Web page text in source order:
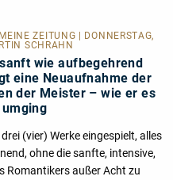
ZEITUNG | DONNERSTAG,
SCHRAHN
wie aufbegehrend
eine Neuaufnahme der
der Meister – wie er es
(vier) Werke eingespielt, alles
ohne die sanfte, intensive,
Romantikers außer Acht zu